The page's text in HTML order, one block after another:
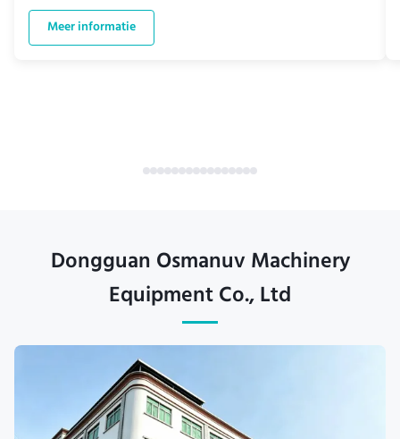
Meer informatie
Dongguan Osmanuv Machinery
Equipment Co., Ltd